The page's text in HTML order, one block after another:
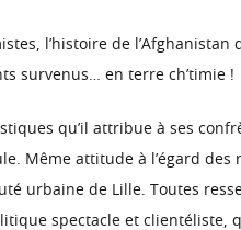
l’histoire de
survenus… en terre ch’timie !
qu’il attribue à ses
Même attitude à l’égard
urbaine de Lille. Toutes
spectacle et clientéliste,